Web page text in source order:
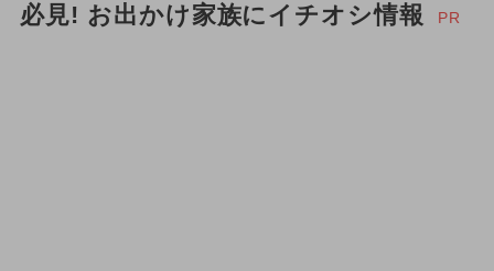
必見! お出かけ家族にイチオシ情報 PR